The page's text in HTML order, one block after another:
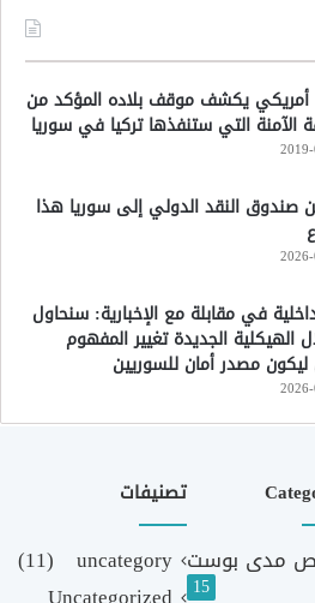
يكشف موقف بلاده المؤكد من
الآمنة التي ستنفذها تركيا في سوريا
صندوق النقد الدولي إلى سوريا هذا
في مقابلة مع الإخبارية: سنحاول
الهيكلية الجديدة تغيير المفهوم
ليكون مصدر أمان للسوريين
مدى بوست
15
تصنيفات
uncategory
(11)